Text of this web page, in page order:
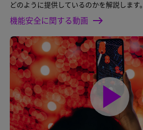
どのように提供しているのかを解説します。
機能安全に関する動画
play_arrow